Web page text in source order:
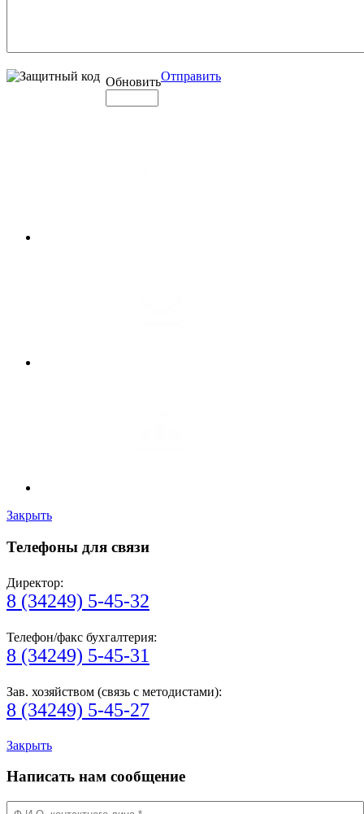
ОбновитьОтправить
Закрыть
Телефоны для связи
Директор:
8 (34249) 5-45-32
Телефон/факс бухгалтерия:
8 (34249) 5-45-31
Зав. хозяйством (связь с методистами):
8 (34249) 5-45-27
Закрыть
Написать нам сообщение